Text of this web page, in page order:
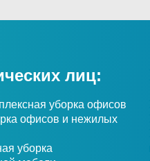
лиц:
уборка офисов
офисов и нежилых
уборка